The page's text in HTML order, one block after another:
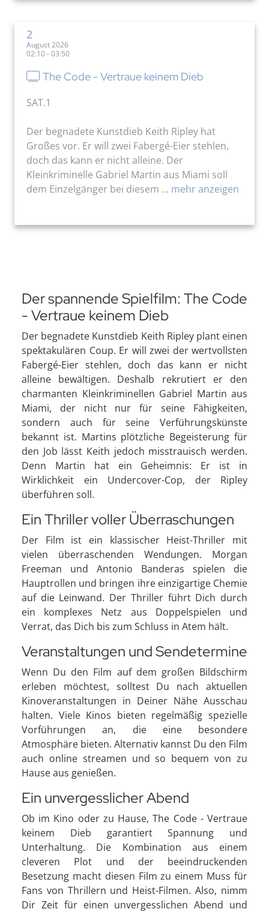
2
August 2026
02:10 - 03:50
The Code - Vertraue keinem Dieb
SAT.1
Der begnadete Kunstdieb Keith Ripley hat
Großes vor. Er will zwei Fabergé-Eier stehlen,
doch das kann er nicht alleine. Der
Kleinkriminelle Gabriel Martin aus Miami soll
dem Einzelgänger bei diesem ... mehr anzeigen
Der spannende Spielfilm: The Code
- Vertraue keinem Dieb
Der begnadete Kunstdieb Keith Ripley plant einen
spektakulären Coup. Er will zwei der wertvollsten
Fabergé-Eier stehlen, doch das kann er nicht
alleine bewältigen. Deshalb rekrutiert er den
charmanten Kleinkriminellen Gabriel Martin aus
Miami, der nicht nur für seine Fähigkeiten,
sondern auch für seine Verführungskünste
bekannt ist. Martins plötzliche Begeisterung für
den Job lässt Keith jedoch misstrauisch werden.
Denn Martin hat ein Geheimnis: Er ist in
Wirklichkeit ein Undercover-Cop, der Ripley
überführen soll.
Ein Thriller voller Überraschungen
Der Film ist ein klassischer Heist-Thriller mit
vielen überraschenden Wendungen. Morgan
Freeman und Antonio Banderas spielen die
Hauptrollen und bringen ihre einzigartige Chemie
auf die Leinwand. Der Thriller führt Dich durch
ein komplexes Netz aus Doppelspielen und
Verrat, das Dich bis zum Schluss in Atem hält.
Veranstaltungen und Sendetermine
Wenn Du den Film auf dem großen Bildschirm
erleben möchtest, solltest Du nach aktuellen
Kinoveranstaltungen in Deiner Nähe Ausschau
halten. Viele Kinos bieten regelmäßig spezielle
Vorführungen an, die eine besondere
Atmosphäre bieten. Alternativ kannst Du den Film
auch online streamen und so bequem von zu
Hause aus genießen.
Ein unvergesslicher Abend
Ob im Kino oder zu Hause, The Code - Vertraue
keinem Dieb garantiert Spannung und
Unterhaltung. Die Kombination aus einem
cleveren Plot und der beeindruckenden
Besetzung macht diesen Film zu einem Muss für
Fans von Thrillern und Heist-Filmen. Also, nimm
Dir Zeit für einen unvergesslichen Abend und